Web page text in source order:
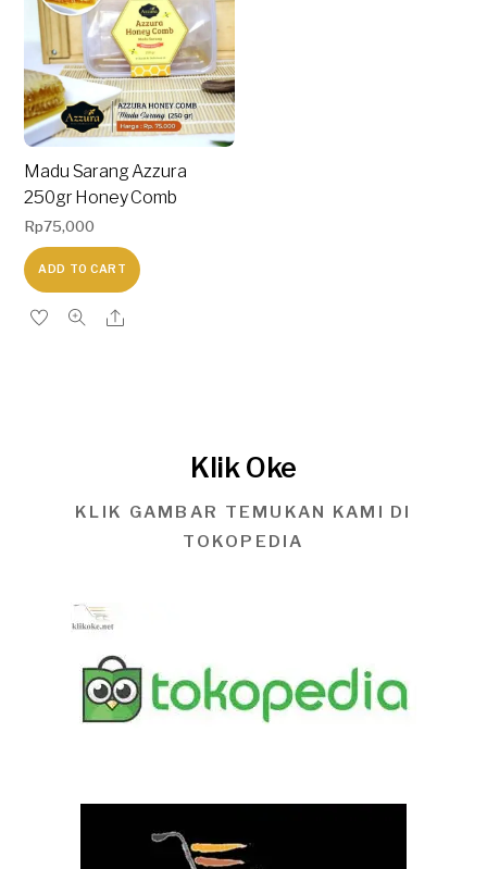
Madu Sarang Azzura
250gr Honey Comb
Rp75,000
ADD TO CART
Klik Oke
KLIK GAMBAR TEMUKAN KAMI DI
TOKOPEDIA